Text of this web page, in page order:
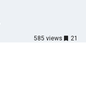
585 views 21